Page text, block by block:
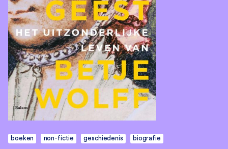
boeken non-fictie geschiedenis biografie